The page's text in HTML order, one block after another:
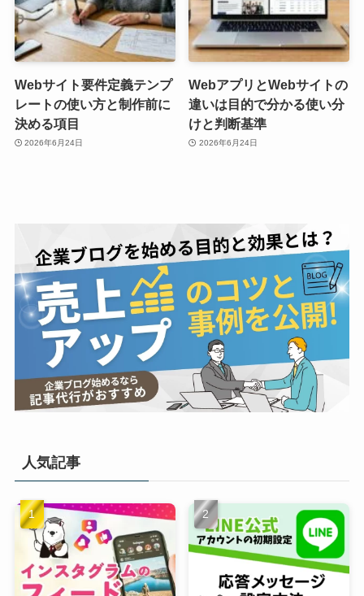
Webサイト要件定義テンプ
レートの使い方と制作前に
決める項目
2026年6月24日
WebアプリとWebサイトの
違いは目的で分かる使い分
けと判断基準
2026年6月24日
人気記事